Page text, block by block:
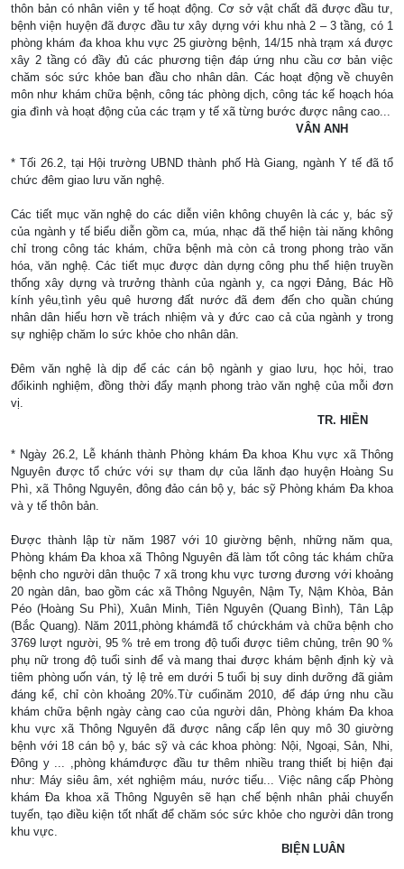
thôn bản có nhân viên y tế hoạt động. Cơ sở vật chất đã được đầu tư,
bệnh viện huyện đã được đầu tư xây dựng với khu nhà 2 – 3 tầng, có 1
phòng khám đa khoa khu vực 25 giường bệnh, 14/15 nhà trạm xá được
xây 2 tầng có đầy đủ các phương tiện đáp ứng nhu cầu cơ bản việc
chăm sóc sức khỏe ban đầu cho nhân dân. Các hoạt động về chuyên
môn như khám chữa bệnh, công tác phòng dịch, công tác kế hoạch hóa
gia đình và hoạt động của các trạm y tế xã từng bước được nâng cao...
VÂN ANH
* Tối 26.2, tại Hội trường UBND thành phố Hà Giang, ngành Y tế đã tổ
chức đêm giao lưu văn nghệ.
Các tiết mục văn nghệ do các diễn viên không chuyên là các y, bác sỹ
của ngành y tế biểu diễn gồm ca, múa, nhạc đã thể hiện tài năng không
chỉ trong công tác khám, chữa bệnh mà còn cả trong phong trào văn
hóa, văn nghệ. Các tiết mục được dàn dựng công phu thể hiện truyền
thống xây dựng và trưởng thành của ngành y, ca ngợi Đảng, Bác Hồ
kính yêu,tình yêu quê hương đất nước đã đem đến cho quần chúng
nhân dân hiểu hơn về trách nhiệm và y đức cao cả của ngành y trong
sự nghiệp chăm lo sức khỏe cho nhân dân.
Đêm văn nghệ là dịp để các cán bộ ngành y giao lưu, học hỏi, trao
đổikinh nghiệm, đồng thời đẩy mạnh phong trào văn nghệ của mỗi đơn
vị.
TR. HIỀN
* Ngày 26.2, Lễ khánh thành Phòng khám Đa khoa Khu vực xã Thông
Nguyên được tổ chức với sự tham dự của lãnh đạo huyện Hoàng Su
Phì, xã Thông Nguyên, đông đảo cán bộ y, bác sỹ Phòng khám Đa khoa
và y tế thôn bản.
Được thành lập từ năm 1987 với 10 giường bệnh, những năm qua,
Phòng khám Đa khoa xã Thông Nguyên đã làm tốt công tác khám chữa
bệnh cho người dân thuộc 7 xã trong khu vực tương đương với khoảng
20 ngàn dân, bao gồm các xã Thông Nguyên, Nậm Ty, Nậm Khòa, Bản
Péo (Hoàng Su Phì), Xuân Minh, Tiên Nguyên (Quang Bình), Tân Lập
(Bắc Quang). Năm 2011,phòng khámđã tổ chứckhám và chữa bệnh cho
3769 lượt người, 95 % trẻ em trong độ tuổi được tiêm chủng, trên 90 %
phụ nữ trong độ tuổi sinh để và mang thai được khám bệnh định kỳ và
tiêm phòng uốn ván, tỷ lệ trẻ em dưới 5 tuổi bị suy dinh dưỡng đã giảm
đáng kể, chỉ còn khoảng 20%.Từ cuốinăm 2010, để đáp ứng nhu cầu
khám chữa bệnh ngày càng cao của người dân, Phòng khám Đa khoa
khu vực xã Thông Nguyên đã được nâng cấp lên quy mô 30 giường
bệnh với 18 cán bộ y, bác sỹ và các khoa phòng: Nội, Ngoại, Sản, Nhi,
Đông y ... ,phòng khámđược đầu tư thêm nhiều trang thiết bị hiện đại
như: Máy siêu âm, xét nghiệm máu, nước tiểu... Việc nâng cấp Phòng
khám Đa khoa xã Thông Nguyên sẽ hạn chế bệnh nhân phải chuyển
tuyến, tạo điều kiện tốt nhất để chăm sóc sức khỏe cho người dân trong
khu vực.
BIỆN LUÂN